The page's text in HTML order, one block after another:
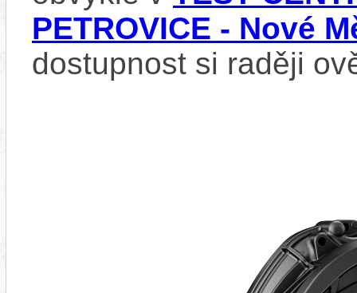
PETROVICE - Nové
dostupnost si raději